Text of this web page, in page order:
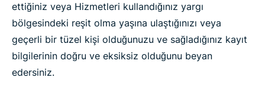
ettiğiniz veya Hizmetleri kullandığınız yargı
bölgesindeki reşit olma yaşına ulaştığınızı veya
geçerli bir tüzel kişi olduğunuzu ve sağladığınız kayıt
bilgilerinin doğru ve eksiksiz olduğunu beyan
edersiniz.